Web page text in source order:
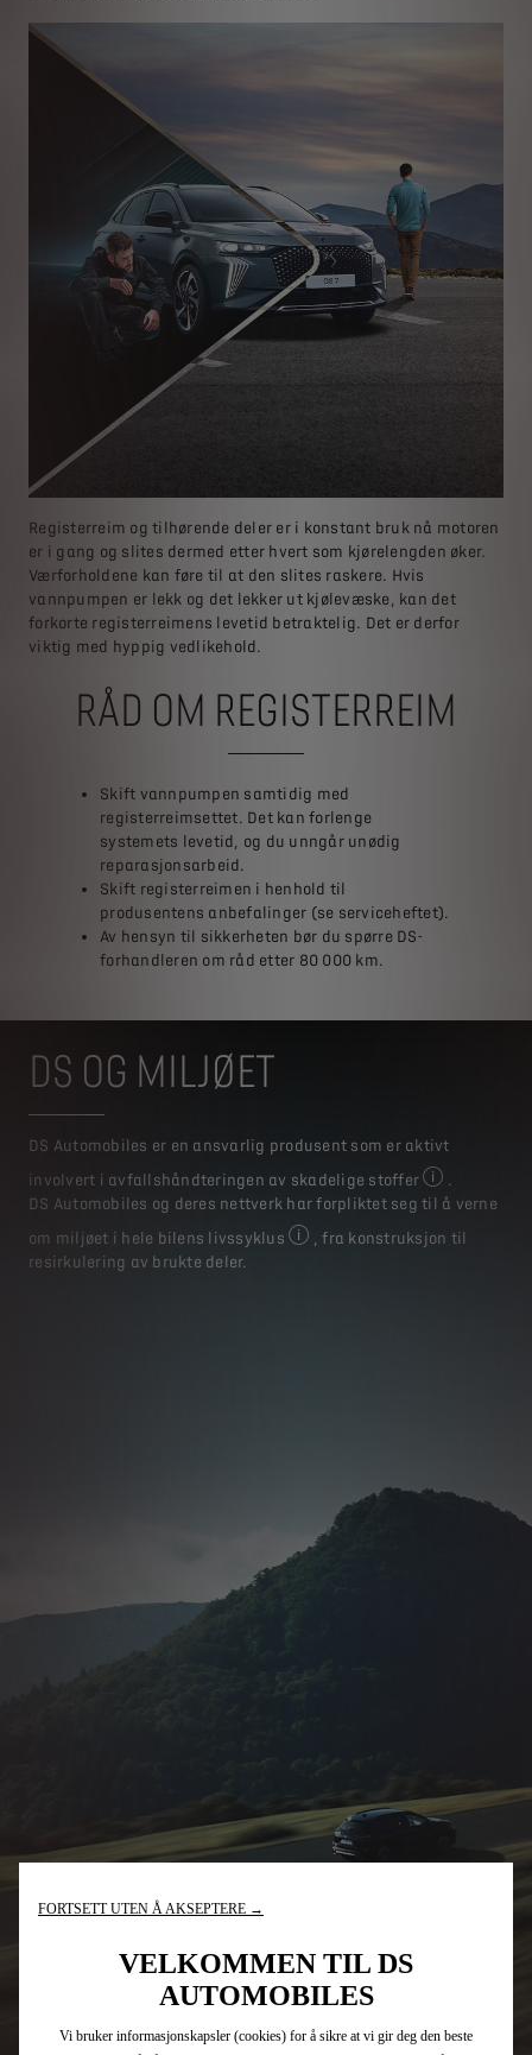
Registerreim og tilhørende deler er i konstant bruk nå motoren
er i gang og slites dermed etter hvert som kjørelengden øker.
Værforholdene kan føre til at den slites raskere. Hvis
vannpumpen er lekk og det lekker ut kjølevæske, kan det
forkorte registerreimens levetid betraktelig. Det er derfor
viktig med hyppig vedlikehold.
RÅD OM REGISTERREIM
Skift vannpumpen samtidig med
registerreimsettet. Det kan forlenge
systemets levetid, og du unngår unødig
reparasjonsarbeid.
Skift registerreimen i henhold til
produsentens anbefalinger (se serviceheftet).
Av hensyn til sikkerheten bør du spørre DS-
forhandleren om råd etter 80 000 km.
DS OG MILJØET
DS Automobiles er en ansvarlig produsent som er aktivt
involvert i avfallshåndteringen av skadelige stoffer
Du finner
DS Automobiles og deres nettverk har forpliktet seg til å verne
om miljøet i hele bilens livssyklus
, fra konstruksjon til
resirkulering av brukte deler.
FORTSETT UTEN Å AKSEPTERE →
VELKOMMEN TIL DS
AUTOMOBILES
Vi bruker informasjonskapsler (cookies) for å sikre at vi gir deg den beste